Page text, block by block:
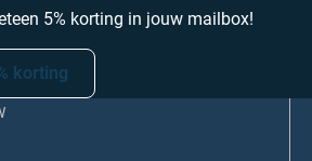
5% korting in jouw mailbox!
korting